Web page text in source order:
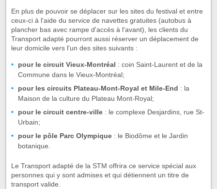
En plus de pouvoir se déplacer sur les sites du festival et entre
ceux-ci à l'aide du service de navettes gratuites (autobus à
plancher bas avec rampe d'accès à l'avant), les clients du
Transport adapté pourront aussi réserver un déplacement de
leur domicile vers l'un des sites suivants :
pour le circuit Vieux-Montréal : coin Saint-Laurent et de la
Commune dans le Vieux-Montréal;
pour les circuits Plateau-Mont-Royal et Mile-End : la
Maison de la culture du Plateau Mont-Royal;
pour le circuit centre-ville : le complexe Desjardins, rue St-
Urbain;
pour le pôle Parc Olympique : le Biodôme et le Jardin
botanique.
Le Transport adapté de la STM offrira ce service spécial aux
personnes qui y sont admises et qui détiennent un titre de
transport valide.